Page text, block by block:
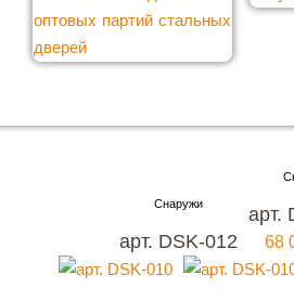
арт. DSK-012
арт.
68
Хотите купить
с гарантией качества и по
цене?